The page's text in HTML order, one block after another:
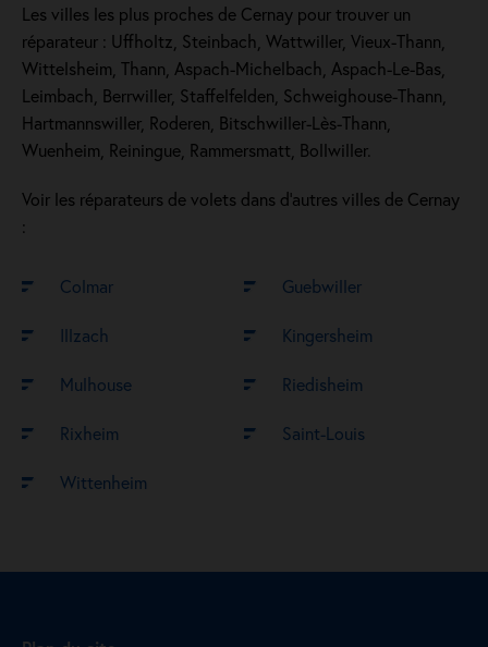
Les villes les plus proches de Cernay pour trouver un
réparateur : Uffholtz, Steinbach, Wattwiller, Vieux-Thann,
Wittelsheim, Thann, Aspach-Michelbach, Aspach-Le-Bas,
Leimbach, Berrwiller, Staffelfelden, Schweighouse-Thann,
Hartmannswiller, Roderen, Bitschwiller-Lès-Thann,
Wuenheim, Reiningue, Rammersmatt, Bollwiller.
Voir les réparateurs de volets dans d’autres villes de Cernay
:
Colmar Guebwiller
Illzach Kingersheim
Mulhouse Riedisheim
Rixheim Saint-Louis
Wittenheim